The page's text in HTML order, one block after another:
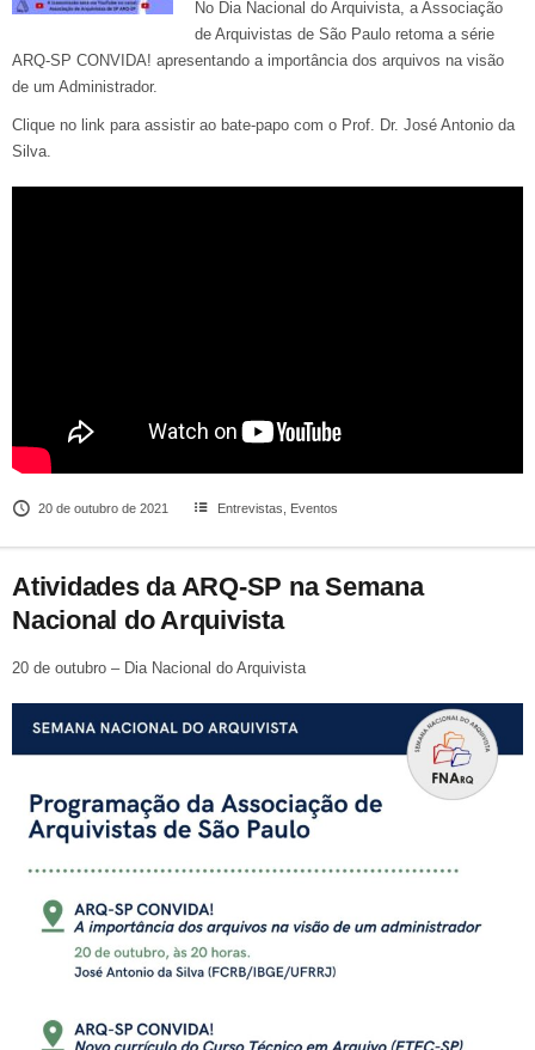
No Dia Nacional do Arquivista, a Associação
de Arquivistas de São Paulo retoma a série
ARQ-SP CONVIDA! apresentando a importância dos arquivos na visão
de um Administrador.
Clique no link para assistir ao bate-papo com o Prof. Dr. José Antonio da
Silva.
20 de outubro de 2021 Entrevistas Eventos
Atividades da ARQ-SP na Semana
Nacional do Arquivista
20 de outubro – Dia Nacional do Arquivista